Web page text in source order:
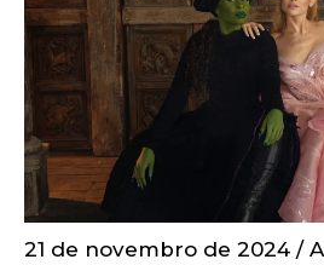
21 de novembro de 2024 /